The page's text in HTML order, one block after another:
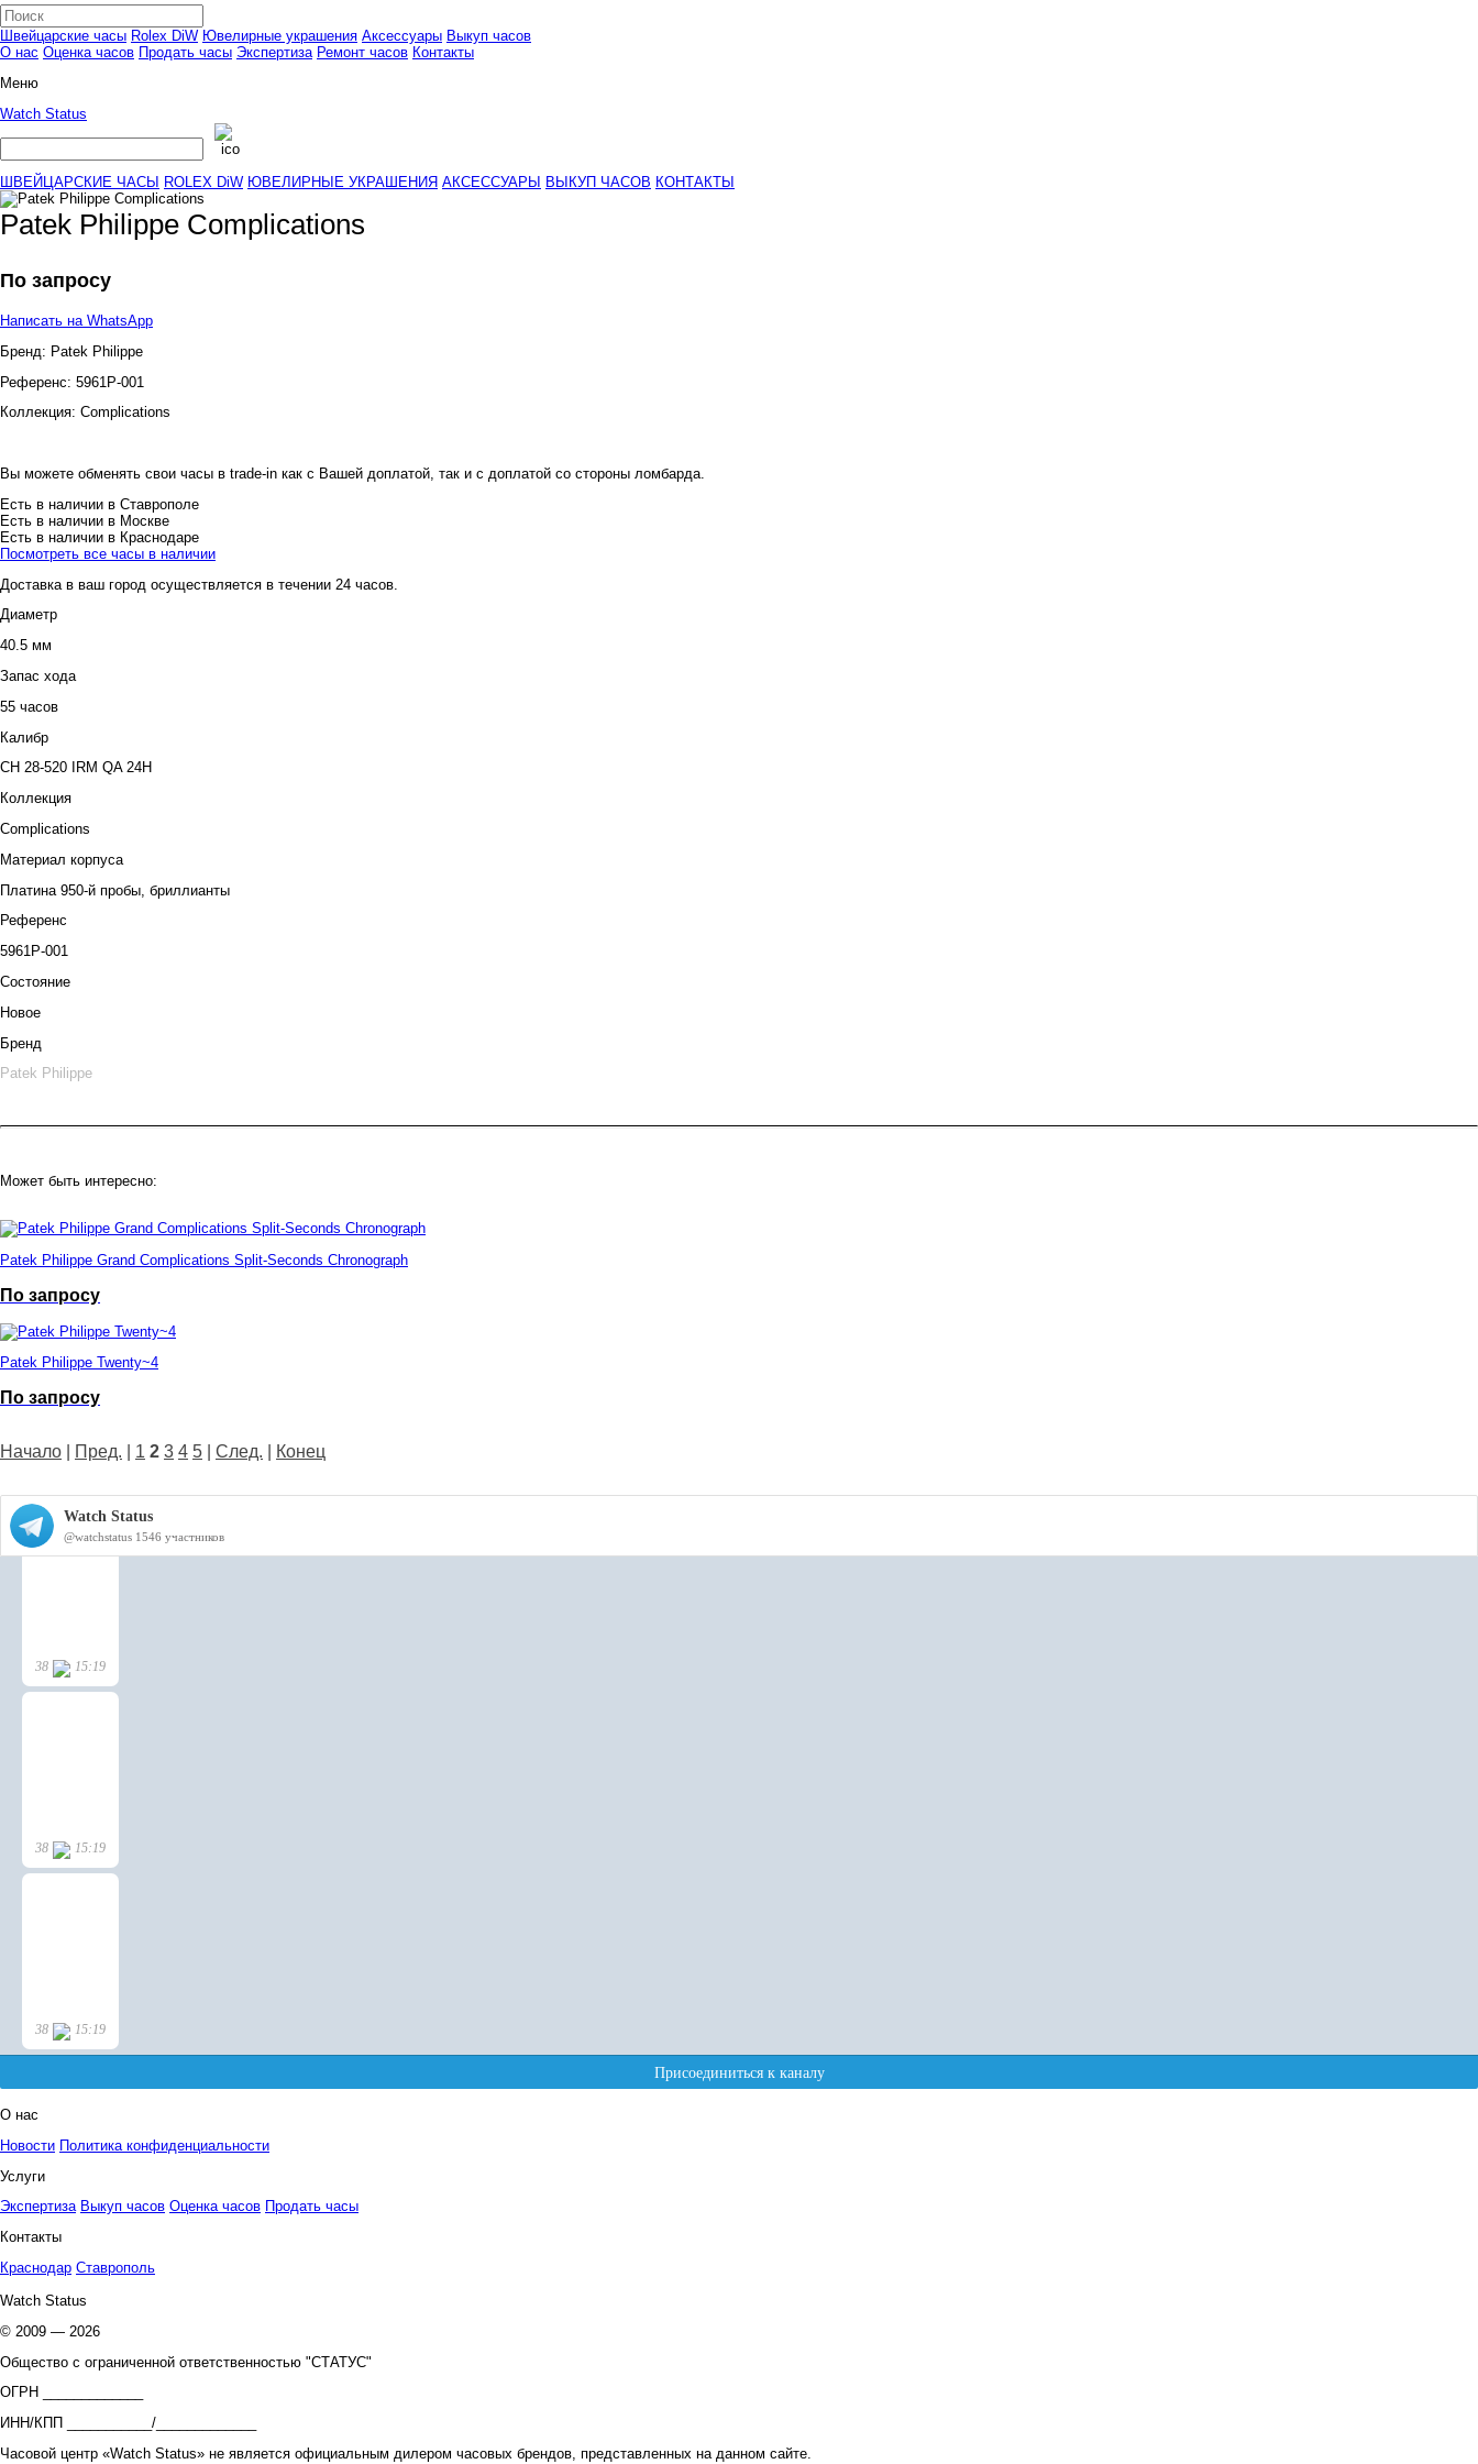
Швейцарские часы Rolex DiW Ювелирные украшения Аксессуары Выкуп часов
О нас Оценка часов Продать часы Экспертиза Ремонт часов Контакты
Меню
Watch Status
ШВЕЙЦАРСКИЕ ЧАСЫ ROLEX DiW ЮВЕЛИРНЫЕ УКРАШЕНИЯ АКСЕССУАРЫ ВЫКУП ЧАСОВ КОНТАКТЫ
Patek Philippe Complications
По запросу
Написать на WhatsApp
Бренд: Patek Philippe
Референс: 5961P-001
Коллекция: Complications
Вы можете обменять свои часы в trade-in как с Вашей доплатой, так и с доплатой со стороны ломбарда.
Есть в наличии в Ставрополе
Есть в наличии в Москве
Есть в наличии в Краснодаре
Посмотреть все часы в наличии
Доставка в ваш город осуществляется в течении 24 часов.
Диаметр
40.5 мм
Запас хода
55 часов
Калибр
CH 28-520 IRM QA 24H
Коллекция
Complications
Материал корпуса
Платина 950-й пробы, бриллианты
Референс
5961P-001
Состояние
Новое
Бренд
Patek Philippe
Может быть интересно:
Patek Philippe Grand Complications Split-Seconds Сhronograph
По запросу
Patek Philippe Twenty~4
По запросу
Начало Пред. 1 2 3 4 5 След. Конец
О нас
Новости Политика конфиденциальности
Услуги
Экспертиза Выкуп часов Оценка часов Продать часы
Контакты
Краснодар Ставрополь
Watch Status
© 2009 — 2026
Общество с ограниченной ответственностью "СТАТУС"
ОГРН _____________
ИНН/КПП ___________/_____________
Часовой центр «Watch Status» не является официальным дилером часовых брендов, представленных на данном сайте.